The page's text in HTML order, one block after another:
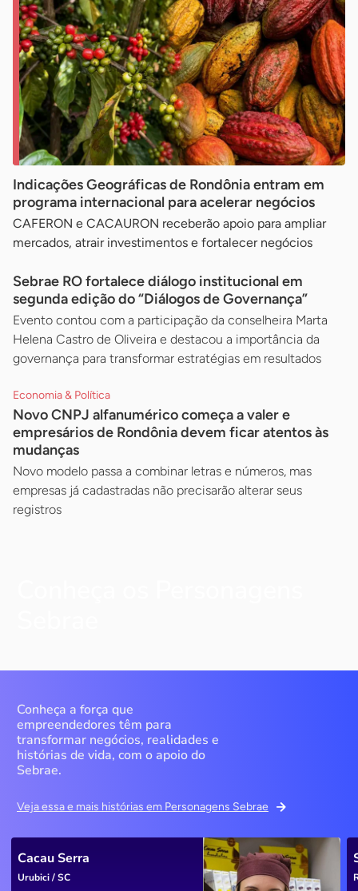
Indicações Geográficas de Rondônia entram em
programa internacional para acelerar negócios
CAFERON e CACAURON receberão apoio para ampliar
mercados, atrair investimentos e fortalecer negócios
Sebrae RO fortalece diálogo institucional em
segunda edição do “Diálogos de Governança”
Evento contou com a participação da conselheira Marta
Helena Castro de Oliveira e destacou a importância da
governança para transformar estratégias em resultados
Economia & Política
Novo CNPJ alfanumérico começa a valer e
empresários de Rondônia devem ficar atentos às
mudanças
Novo modelo passa a combinar letras e números, mas
empresas já cadastradas não precisarão alterar seus
registros
Conheça a força que
empreendedores têm para
transformar negócios, realidades e
histórias de vida, com o apoio do
Sebrae.
Veja essa e mais histórias em Personagens Sebrae
Cacau Serra
Urubici / SC